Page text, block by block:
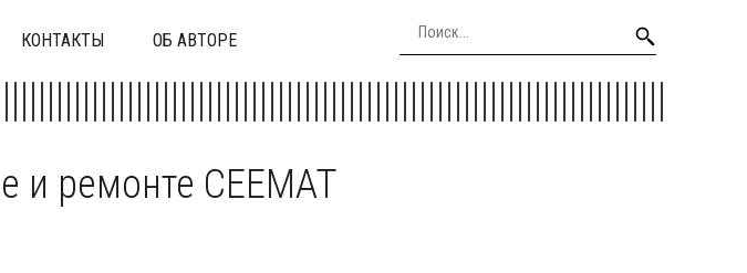
КОНТАКТЫ ОБ АВТОРЕ
и ремонте CEEMAT